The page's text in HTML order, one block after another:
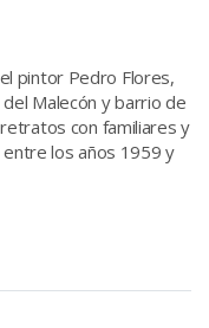
pintor Pedro Flores,
Malecón y barrio de
con familiares y
los años 1959 y